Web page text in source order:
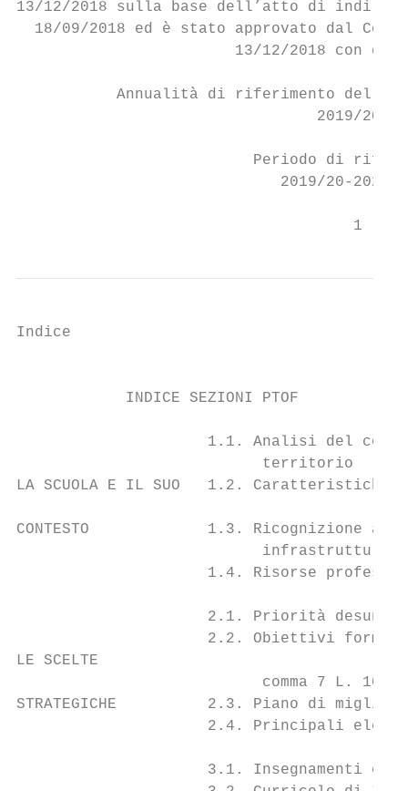
13/12/2018 sulla base dell’atto di
18/09/2018 ed è stato approvato dal
13/12/2018 con
Annualità di riferimento
                                 2019/20
Periodo di
2019/20-2021/
                                     1
Indice                                  PTOF -
            INDICE SEZIONI PTOF
1.1. Analisi del
                           territorio
LA SCUOLA E IL SUO   1.2.
CONTESTO             1.3. Ricognizione
infrastrutture
1.4. Risorse
2.1. Priorità desunte
2.2. Obiettivi
LE SCELTE
comma 7 L. 107/
STRATEGICHE          2.3. Piano di
2.4. Principali
3.1. Insegnamenti e